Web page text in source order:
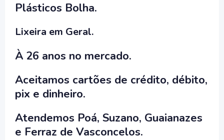
Plásticos Bolha.
Lixeira em Geral.
À 26 anos no mercado.
Aceitamos cartões de crédito, débito,
pix e dinheiro.
Atendemos Poá, Suzano, Guaianazes
e Ferraz de Vasconcelos.